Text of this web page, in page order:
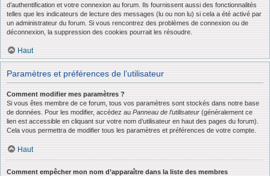
d’authentification et votre connexion au forum. Ils fournissent aussi des fonctionnalités
telles que les indicateurs de lecture des messages (lu ou non lu) si cela a été activé par
un administrateur du forum. Si vous rencontrez des problèmes de connexion ou de
déconnexion, la suppression des cookies pourrait les résoudre.
Haut
Paramètres et préférences de l’utilisateur
Comment modifier mes paramètres ?
Si vous êtes membre de ce forum, tous vos paramètres sont stockés dans notre base
de données. Pour les modifier, accédez au Panneau de l’utilisateur (généralement ce
lien est accessible en cliquant sur votre nom d’utilisateur en haut des pages du forum).
Cela vous permettra de modifier tous les paramètres et préférences de votre compte.
Haut
Comment empêcher mon nom d’apparaître dans la liste des membres